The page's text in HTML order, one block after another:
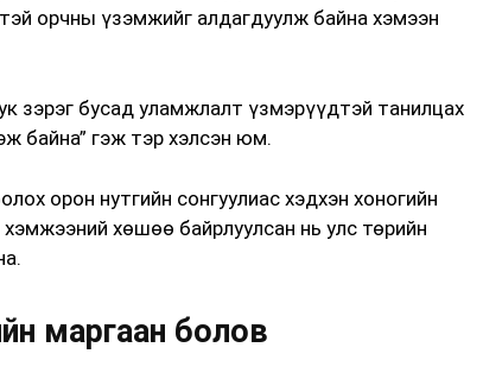
орчны үзэмжийг алдагдуулж байна хэмээн
зэрэг бусад уламжлалт үзмэрүүдтэй танилцах
байна” гэж тэр хэлсэн юм.
орон нутгийн сонгуулиас хэдхэн хоногийн
хөшөө байрлуулсан нь улс төрийн
маргаан болов